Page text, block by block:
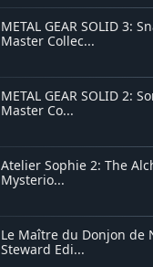
METAL GEAR SOLID 3:
Master Collec...
METAL GEAR SOLID 2:
Master Co...
Atelier Sophie 2: The
Mysterio...
Le Maître du Donjon de
Steward Edi...